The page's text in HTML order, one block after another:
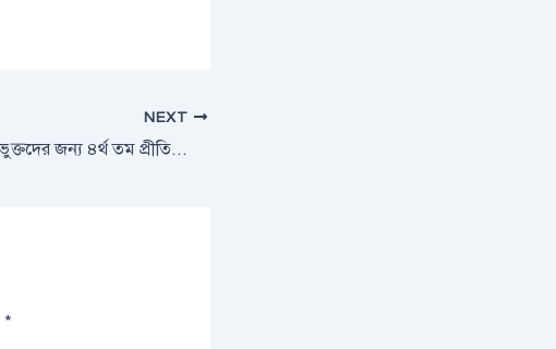
NEXT
সীতাকুণ্ডে অভুক্তদের জন্য ৪র্থ তম প্রীতিভোজের আয়োজন করলো ‘আহার’
*